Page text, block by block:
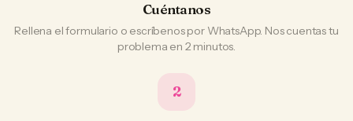
Cuéntanos
Rellena el formulario o escríbenos por WhatsApp. Nos cuentas tu
problema en 2 minutos.
2